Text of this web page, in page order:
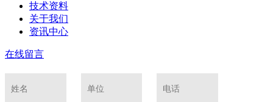
技术资料
关于我们
资讯中心
在线留言